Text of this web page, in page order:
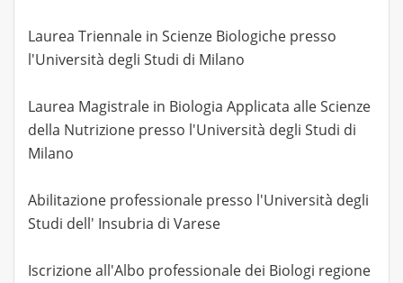
Laurea Triennale in Scienze Biologiche presso
l'Università degli Studi di Milano
Laurea Magistrale in Biologia Applicata alle Scienze
della Nutrizione presso l'Università degli Studi di
Milano
Abilitazione professionale presso l'Università degli
Studi dell' Insubria di Varese
Iscrizione all'Albo professionale dei Biologi regione